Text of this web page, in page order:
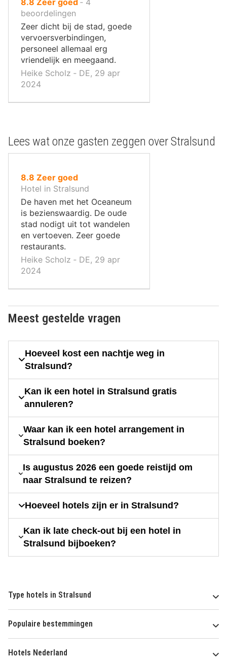
10
,
beoordelingen
Zeer dicht bij de stad, goede
vervoersverbindingen,
personeel allemaal erg
vriendelijk en meegaand.
Heike Scholz ‐ DE, 29 apr
2024
Lees wat onze gasten zeggen over Stralsund
8.8 uit
10
,
Zeer goed
Hotel in Stralsund
De haven met het Oceaneum
is bezienswaardig. De oude
stad nodigt uit tot wandelen
en vertoeven. Zeer goede
restaurants.
Heike Scholz ‐ DE, 29 apr
2024
Meest gestelde vragen
Hoeveel kost een nachtje weg in
Stralsund?
Kan ik een hotel in Stralsund gratis
annuleren?
Waar kan ik een hotel arrangement in
Stralsund boeken?
Is augustus 2026 een goede reistijd om
naar Stralsund te reizen?
Hoeveel hotels zijn er in Stralsund?
Kan ik late check-out bij een hotel in
Stralsund bijboeken?
Type hotels in Stralsund
Populaire bestemmingen
Hotels Nederland